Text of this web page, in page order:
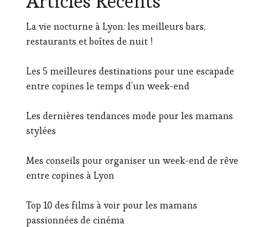
La vie nocturne à Lyon: les meilleurs bars,
restaurants et boîtes de nuit !
Les 5 meilleures destinations pour une escapade
entre copines le temps d’un week-end
Les dernières tendances mode pour les mamans
stylées
Mes conseils pour organiser un week-end de rêve
entre copines à Lyon
Top 10 des films à voir pour les mamans
passionnées de cinéma